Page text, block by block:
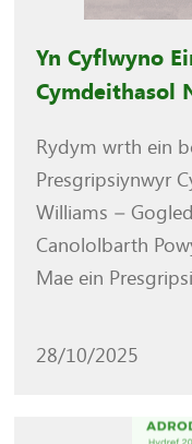
Yn Cyflwyno
Cymdeithasol
Rydym wrth ein
Presgripsiynwyr
Williams –
Canololbarth
Mae ein
28/10/2025